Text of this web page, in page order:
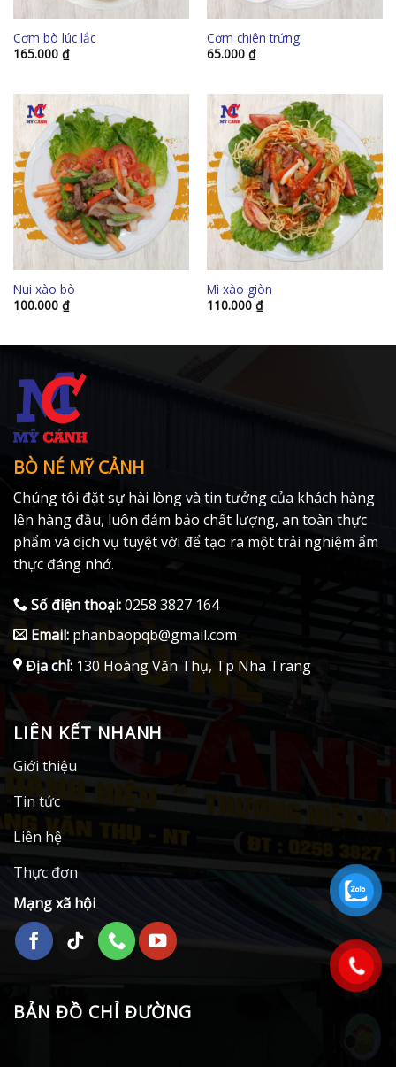
Cơm bò lúc lắc
165.000 ₫
Cơm chiên trứng
65.000 ₫
Nui xào bò
100.000 ₫
Mì xào giòn
110.000 ₫
BÒ NÉ MỸ CẢNH
Chúng tôi đặt sự hài lòng và tin tưởng của khách hàng
lên hàng đầu, luôn đảm bảo chất lượng, an toàn thực
phẩm và dịch vụ tuyệt vời để tạo ra một trải nghiệm ẩm
thực đáng nhớ.
Số điện thoại:0258 3827 164
Email: phanbaopqb@gmail.com
Địa chỉ: 130 Hoàng Văn Thụ, Tp Nha Trang
LIÊN KẾT NHANH
Giới thiệu
Tin tức
Liên hệ
Thực đơn
Mạng xã hội
BẢN ĐỒ CHỈ ĐƯỜNG